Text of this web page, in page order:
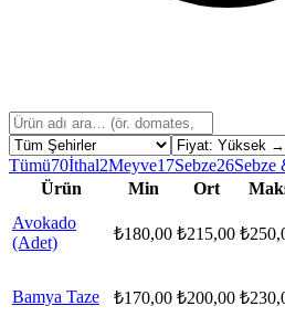
Tümü70İthal2Meyve17Sebze26Sebze
Ürün
Min Ort
Avokado
(Adet)
₺180,00 ₺215,00 ₺
Bamya Taze ₺170,00 ₺200,00 ₺